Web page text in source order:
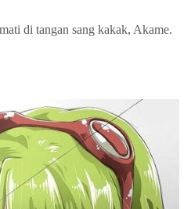
di tangan sang kakak, Akame.